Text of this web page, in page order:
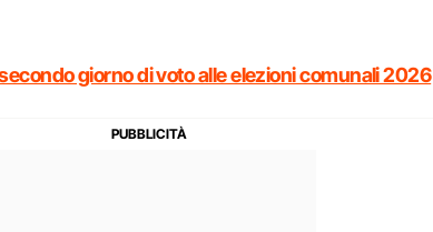
giorno di voto alle elezioni comunali 2026